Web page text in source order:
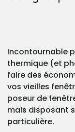
Incontournable
thermique (et
faire des
vos vieilles
poseur de
mais disposant
particulière.